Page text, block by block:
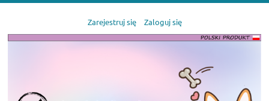
Zarejestruj się Zaloguj się